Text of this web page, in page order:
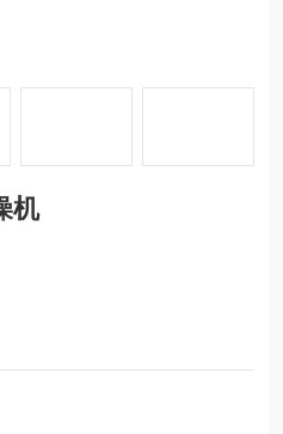
机
料渣的料渣收集装置，料渣收集
杆连接有带动压力杆绕着压力杆